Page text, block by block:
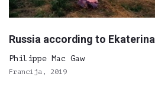
Russia according to Ekaterina
Philippe Mac Gaw
Francija, 2019